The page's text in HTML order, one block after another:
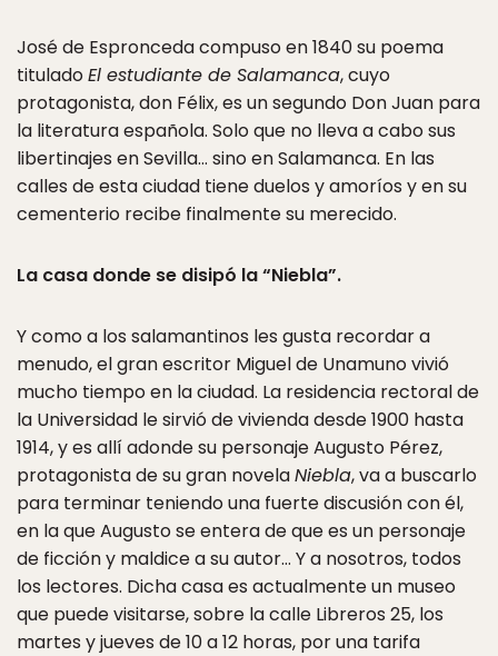
José de Espronceda compuso en 1840 su poema
tituladoEl estudiante de Salamanca, cuyo
protagonista, don Félix, es un segundo Don Juan para
la literatura española. Solo que no lleva a cabo sus
libertinajes en Sevilla… sino en Salamanca. En las
calles de esta ciudad tiene duelos y amoríos y en su
cementerio recibe finalmente su merecido.
La casa donde se disipó la “Niebla”.
Y como a los salamantinos les gusta recordar a
menudo, el gran escritor Miguel de Unamuno vivió
mucho tiempo en la ciudad. La residencia rectoral de
la Universidad le sirvió de vivienda desde 1900 hasta
1914, y es allí adonde su personaje Augusto Pérez,
protagonista de su gran novelaNiebla, va a buscarlo
para terminar teniendo una fuerte discusión con él,
en la que Augusto se entera de que es un personaje
de ficción y maldice a su autor… Y a nosotros, todos
los lectores. Dicha casa es actualmente un museo
que puede visitarse, sobre la calle Libreros 25, los
martes y jueves de 10 a 12 horas, por una tarifa